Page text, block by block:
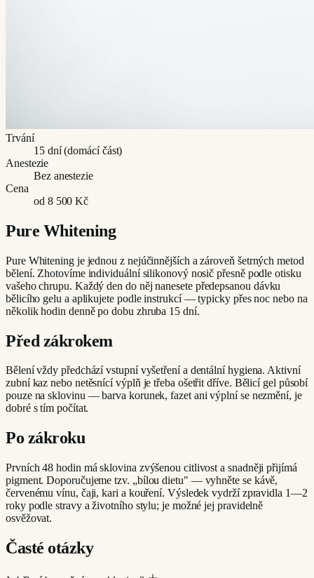
Trvání
15 dní (domácí část)
Anestezie
Bez anestezie
Cena
od 8 500 Kč
Pure Whitening
Pure Whitening je jednou z nejúčinnějších a zároveň šetrných metod
bělení. Zhotovíme individuální silikonový nosič přesně podle otisku
vašeho chrupu. Každý den do něj nanesete předepsanou dávku
bělicího gelu a aplikujete podle instrukcí — typicky přes noc nebo na
několik hodin denně po dobu zhruba 15 dní.
Před zákrokem
Bělení vždy předchází vstupní vyšetření a dentální hygiena. Aktivní
zubní kaz nebo netěsnící výplň je třeba ošetřit dříve. Bělicí gel působí
pouze na sklovinu — barva korunek, fazet ani výplní se nezmění, je
dobré s tím počítat.
Po zákroku
Prvních 48 hodin má sklovina zvýšenou citlivost a snadněji přijímá
pigment. Doporučujeme tzv. „bílou dietu" — vyhněte se kávě,
červenému vínu, čaji, kari a kouření. Výsledek vydrží zpravidla 1—2
roky podle stravy a životního stylu; je možné jej pravidelně
osvěžovat.
Časté otázky